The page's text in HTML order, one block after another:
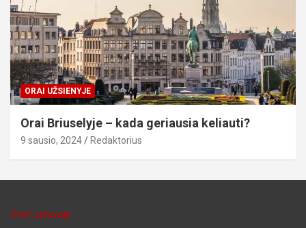
ORAI UŽSIENYJE
Orai Briuselyje – kada geriausia keliauti?
9 sausio, 2024 Redaktorius
Orai Lietuvoje